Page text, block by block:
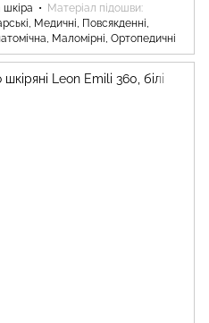
шкіра
Матеріал підошви
Медичні, Повсякденні,
Маломірні, Ортопедичні